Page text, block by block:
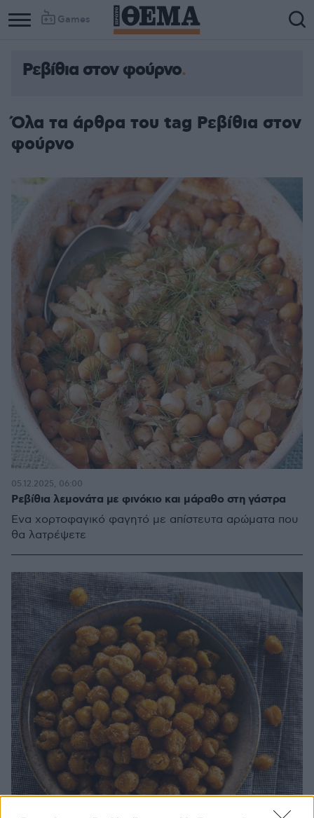
Games
Ρεβίθια στον φούρνο
Όλα τα άρθρα του tag Ρεβίθια στον
φούρνο
Ρεβίθια λεμονάτα με φινόκιο και μάραθο στη γάστρα
Ένα χορτοφαγικό φαγητό με απίστευτα αρώματα που
θα λατρέψετε
05.12.2025, 06:00